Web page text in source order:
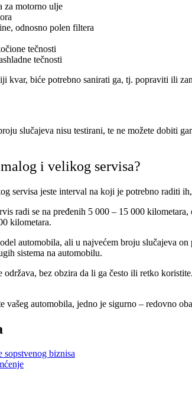
za motorno ulje
odnosno polen filtera
tečnosti
tečnosti
biće potrebno sanirati ga, tj. popraviti ili
slučajeva nisu testirani, te ne možete dobiti
i velikog servisa?
servisa jeste interval na koji je potrebno raditi
radi se na pređenih 5 000 – 15 000
kilometara.
automobila, ali u najvećem broju slučajeva
sistema na automobilu.
održava, bez obzira da li ga često ili retko
vašeg automobila, jedno je sigurno ‒ redovno
sopstvenog biznisa